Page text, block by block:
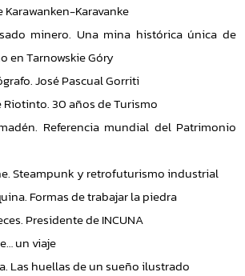
Karavanke
minero. Una mina histórica única de
en Tarnowskie Góry
José Pascual Gorriti
Riotinto. 30 años de Turismo
Referencia mundial del Patrimonio
Steampunk y retrofuturismo industrial
Formas de trabajar la piedra
Presidente de INCUNA
un viaje
Las huellas de un sueño ilustrado